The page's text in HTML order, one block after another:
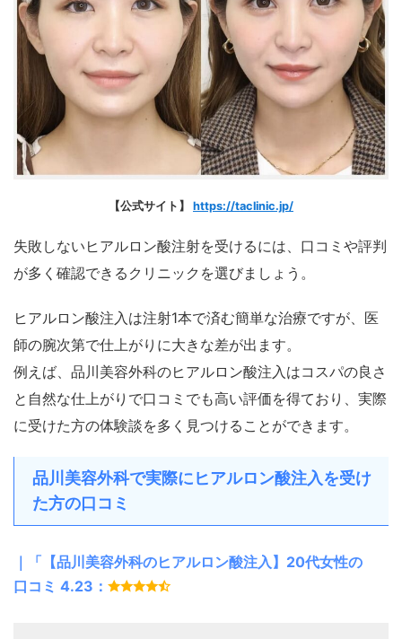
【公式サイト】 https://taclinic.jp/
失敗しないヒアルロン酸注射を受けるには、口コミや評判
が多く確認できるクリニックを選びましょう。
ヒアルロン酸注入は注射1本で済む簡単な治療ですが、医
師の腕次第で仕上がりに大きな差が出ます。
例えば、品川美容外科のヒアルロン酸注入はコスパの良さ
と自然な仕上がりで口コミでも高い評価を得ており、実際
に受けた方の体験談を多く見つけることができます。
品川美容外科で実際にヒアルロン酸注入を受け
た方の口コミ
｜「【品川美容外科のヒアルロン酸注入】20代女性の
口コミ 4.23：